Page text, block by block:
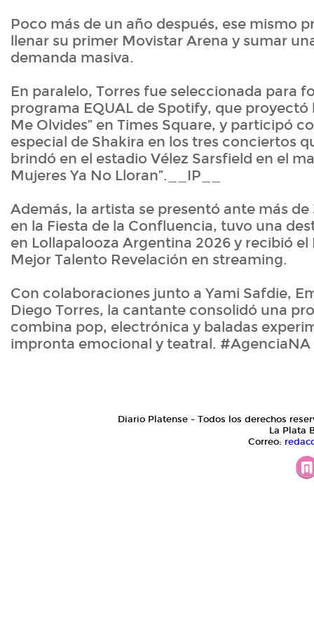
Poco más de un año después, ese mismo
llenar su primer Movistar Arena y sumar
demanda masiva.
En paralelo, Torres fue seleccionada para
programa EQUAL de Spotify, que proyectó
Me Olvides” en Times Square, y participó
especial de Shakira en los tres conciertos
brindó en el estadio Vélez Sarsfield en el
Mujeres Ya No Lloran”.__IP__
Además, la artista se presentó ante más
en la Fiesta de la Confluencia, tuvo una
en Lollapalooza Argentina 2026 y recibió
Mejor Talento Revelación en streaming.
Con colaboraciones junto a Yami Safdie,
Diego Torres, la cantante consolidó una
combina pop, electrónica y baladas
impronta emocional y teatral. #AgenciaNA
Diario Platense - Todos los derechos
La Plata
Correo: